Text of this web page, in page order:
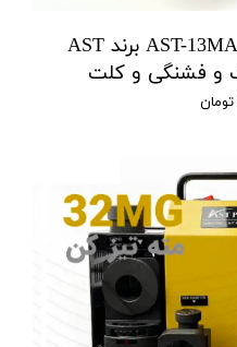
دستگاه مته تیزکن مدل AST-13MA برند AST